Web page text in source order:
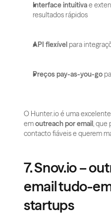
Interface intuitiva e
resultados rápidos
API flexível para
Preços pay-as-you-go
O Hunter.io é uma
em outreach por email, que
contacto fiáveis e querem
7. Snov.io –
email tudo-
startups